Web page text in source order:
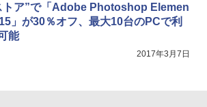
トア”で「Adobe Photoshop Elemen
」が30％オフ、最大10台のPCで利
能
2017年3月7日